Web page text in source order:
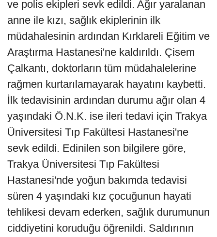
ve polis ekipleri sevk edildi. Ağır yaralanan
anne ile kızı, sağlık ekiplerinin ilk
müdahalesinin ardından Kırklareli Eğitim ve
Araştırma Hastanesi'ne kaldırıldı. Çisem
Çalkantı, doktorların tüm müdahalelerine
rağmen kurtarılamayarak hayatını kaybetti.
İlk tedavisinin ardından durumu ağır olan 4
yaşındaki Ö.N.K. ise ileri tedavi için Trakya
Üniversitesi Tıp Fakültesi Hastanesi'ne
sevk edildi. Edinilen son bilgilere göre,
Trakya Üniversitesi Tıp Fakültesi
Hastanesi'nde yoğun bakımda tedavisi
süren 4 yaşındaki kız çocuğunun hayati
tehlikesi devam ederken, sağlık durumunun
ciddiyetini koruduğu öğrenildi. Saldırının